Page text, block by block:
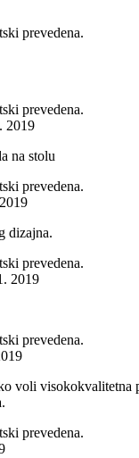
prevedena.
prevedena.
2019
na stolu
prevedena.
dizajna.
prevedena.
2019
prevedena.
voli visokokvalitetna
prevedena.